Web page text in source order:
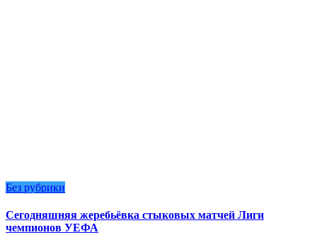
Без рубрики
Сегодняшняя жеребьёвка стыковых матчей Лиги
чемпионов УЕФА